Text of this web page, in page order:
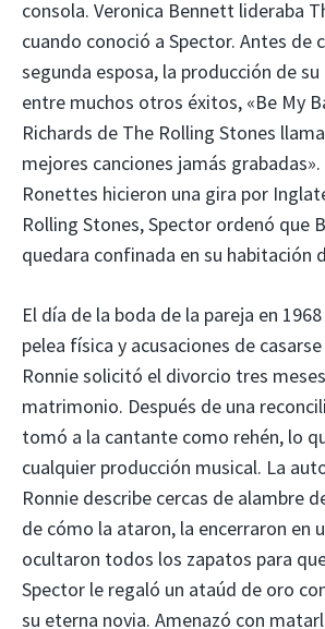
consola. Veronica Bennett lideraba
cuando conoció a Spector. Antes de
segunda esposa, la producción de
entre muchos otros éxitos, «Be My
Richards de The Rolling Stones
mejores canciones jamás
Ronettes hicieron una gira por
Rolling Stones, Spector ordenó que
quedara confinada en su habitación
El día de la boda de la pareja en
pelea física y acusaciones de
Ronnie solicitó el divorcio tres
matrimonio. Después de una
tomó a la cantante como rehén, lo
cualquier producción musical. La
Ronnie describe cercas de alambre
de cómo la ataron, la encerraron en
ocultaron todos los zapatos para
Spector le regaló un ataúd de oro
su eterna novia. Amenazó con